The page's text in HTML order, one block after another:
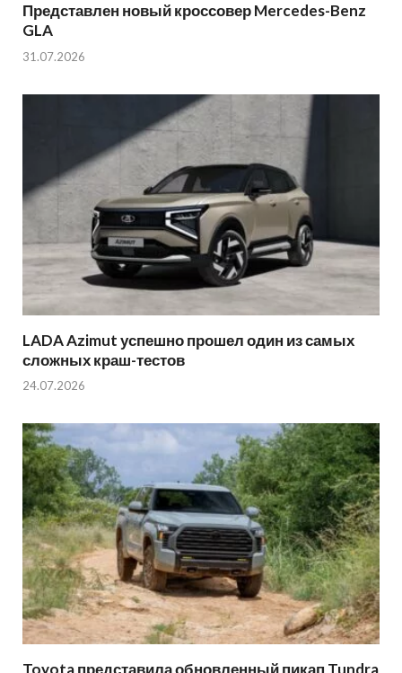
Представлен новый кроссовер Mercedes-Benz
GLA
31.07.2026
LADA Azimut успешно прошел один из самых
сложных краш-тестов
24.07.2026